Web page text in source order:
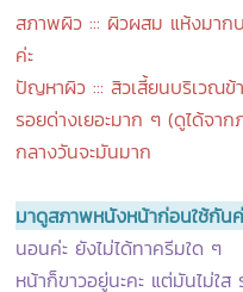
สภาพผิว ::: ผิวผสม แห้งมาก
ค่ะ
ปัญหาผิว ::: สิวเสี้ยนบริเวณ
รอยด่างเยอะมาก ๆ (ดูได้จา
กลางวันจะมันมาก
มาดูสภาพหนังหน้าก่อนใช้กัน
นอนค่ะ ยังไม่ได้ทาครีมใด ๆ
หน้าก็ขาวอยู่นะคะ แต่มันไม่ใ